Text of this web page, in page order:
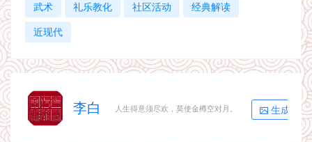
武术 礼乐教化 社区活动 经典解读
近现代
李白 人生得意须尽欢，莫使金樽空对月。 生成海报